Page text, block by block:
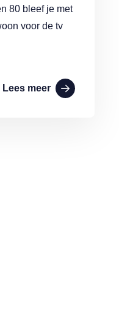
80 bleef je met
voor de tv
Lees meer